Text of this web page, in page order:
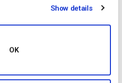
Show details
OK
diffusion de contenu diffusent
. Alors qu’un réseau local est à
et accélérant pour atteindre
qualitéavec un temps de latence